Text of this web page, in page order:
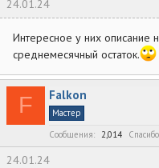
24.01.24
Интересное у них описание
среднемесячный остаток.
F Falkon
Мастер
Сообщения
2,014 Спасибо
24.01.24